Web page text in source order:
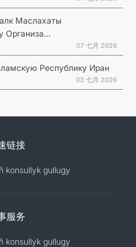
Маслахаты
Организа...
07 七月 2026
Республику Иран
03 七月 2026
链接
konsullyk gullugy
服务
konsullyk gullugy